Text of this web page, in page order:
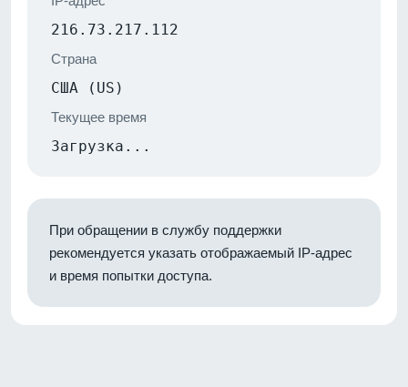
216.73.217.112
Страна
США (US)
Текущее время
Загрузка...
При обращении в службу поддержки
рекомендуется указать отображаемый IP-адрес
и время попытки доступа.